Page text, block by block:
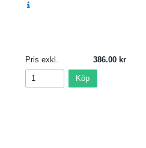
Pris exkl. 386.00
Köp